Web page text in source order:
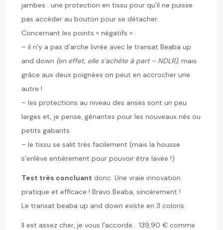
jambes : une protection en tissu pour qu’il ne puisse
pas accéder au bouton pour se détacher.
Concernant les points « négatifs » :
– il n’y a pas d’arche livrée avec le transat Beaba up
and down (en effet, elle s’achète à part – NDLR), mais
grâce aux deux poignées on peut en accrocher une
autre !
– les protections au niveau des anses sont un peu
larges et, je pense, gênantes pour les nouveaux nés ou
petits gabarits
– le tissu se salit très facilement (mais la housse
s’enlève entièrement pour pouvoir être lavée !)
Test très concluant donc. Une vraie innovation
pratique et efficace ! Bravo Beaba, sincèrement !
Le transat beaba up and down existe en 3 coloris.
Il est assez cher, je vous l’accorde… 139,90 € comme